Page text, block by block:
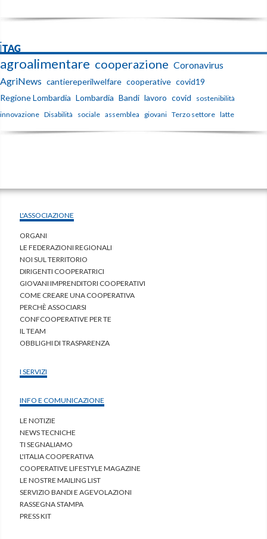
iTAG
agroalimentare cooperazione Coronavirus
AgriNews cantiereperilwelfare cooperative covid19
Regione Lombardia Lombardia Bandi lavoro covid
sostenibilità
innovazione Disabilità sociale assemblea giovani Terzo settore latte
L'ASSOCIAZIONE
ORGANI
LE FEDERAZIONI REGIONALI
NOI SUL TERRITORIO
DIRIGENTI COOPERATRICI
GIOVANI IMPRENDITORI COOPERATIVI
COME CREARE UNA COOPERATIVA
PERCHÈ ASSOCIARSI
CONFCOOPERATIVE PER TE
IL TEAM
OBBLIGHI DI TRASPARENZA
I SERVIZI
INFO E COMUNICAZIONE
LE NOTIZIE
NEWS TECNICHE
TI SEGNALIAMO
L'ITALIA COOPERATIVA
COOPERATIVE LIFESTYLE MAGAZINE
LE NOSTRE MAILING LIST
SERVIZIO BANDI E AGEVOLAZIONI
RASSEGNA STAMPA
PRESS KIT